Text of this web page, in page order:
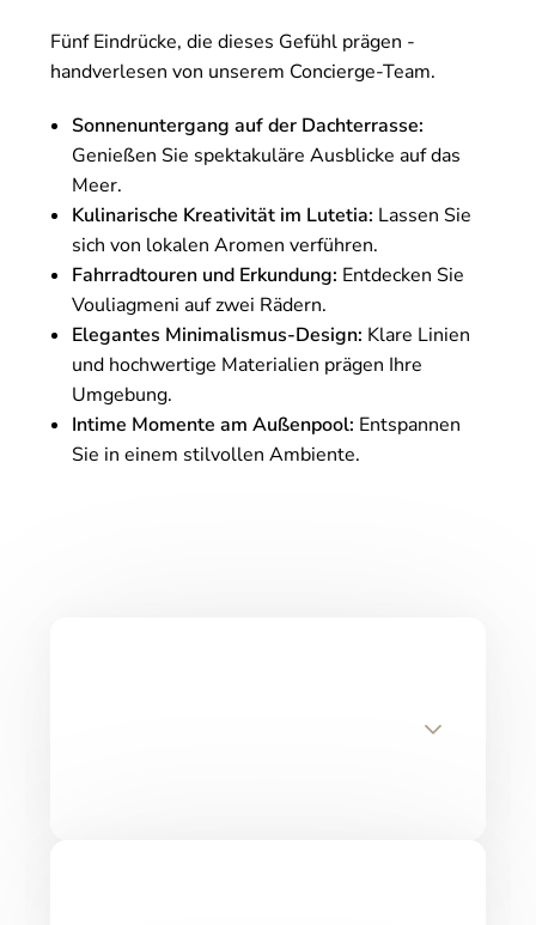
Fünf Eindrücke, die dieses Gefühl prägen -
handverlesen von unserem Concierge-Team.
Sonnenuntergang auf der Dachterrasse:
Genießen Sie spektakuläre Ausblicke auf das
Meer.
Kulinarische Kreativität im Lutetia: Lassen Sie
sich von lokalen Aromen verführen.
Fahrradtouren und Erkundung: Entdecken Sie
Vouliagmeni auf zwei Rädern.
Elegantes Minimalismus-Design: Klare Linien
und hochwertige Materialien prägen Ihre
Umgebung.
Intime Momente am Außenpool: Entspannen
Sie in einem stilvollen Ambiente.